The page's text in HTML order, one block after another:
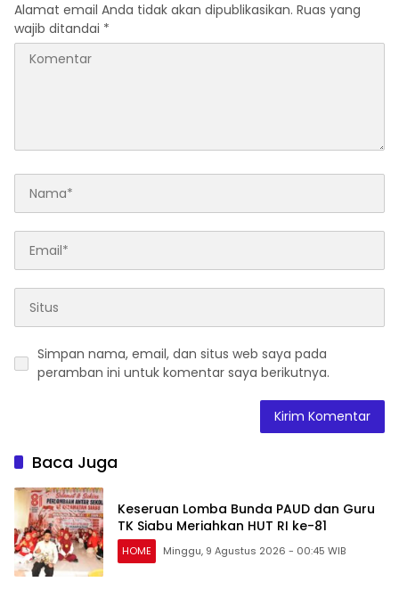
Alamat email Anda tidak akan dipublikasikan. Ruas yang
wajib ditandai *
Simpan nama, email, dan situs web saya pada
peramban ini untuk komentar saya berikutnya.
Baca Juga
Keseruan Lomba Bunda PAUD dan Guru
TK Siabu Meriahkan HUT RI ke-81
HOME Minggu, 9 Agustus 2026 - 00:45 WIB